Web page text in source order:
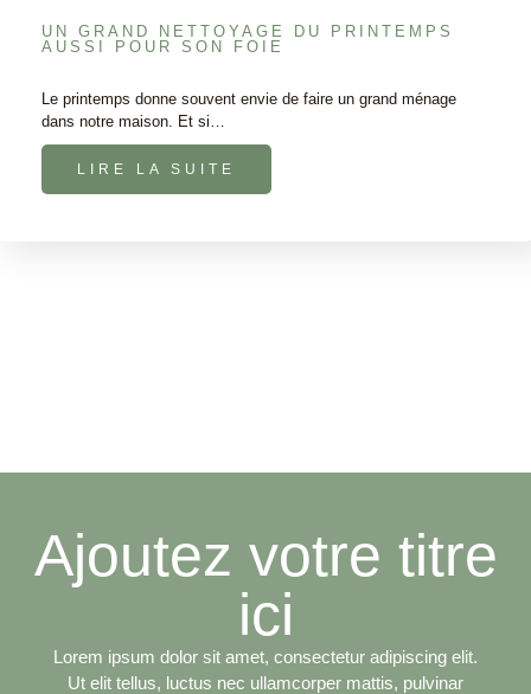
UN GRAND NETTOYAGE DU PRINTEMPS
AUSSI POUR SON FOIE
Le printemps donne souvent envie de faire un grand ménage
dans notre maison. Et si…
LIRE LA SUITE
Ajoutez votre titre
ici
Lorem ipsum dolor sit amet, consectetur adipiscing elit.
Ut elit tellus, luctus nec ullamcorper mattis, pulvinar